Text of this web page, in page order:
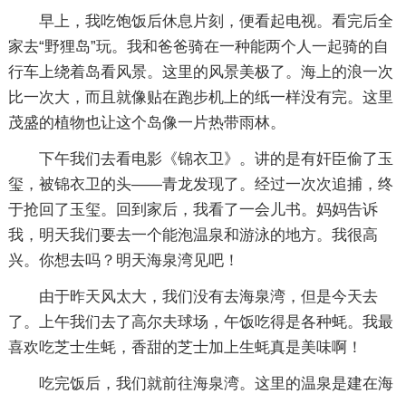
早上，我吃饱饭后休息片刻，便看起电视。看完后全
家去“野狸岛”玩。我和爸爸骑在一种能两个人一起骑的自
行车上绕着岛看风景。这里的风景美极了。海上的浪一次
比一次大，而且就像贴在跑步机上的纸一样没有完。这里
茂盛的植物也让这个岛像一片热带雨林。
下午我们去看电影《锦衣卫》。讲的是有奸臣偷了玉
玺，被锦衣卫的头——青龙发现了。经过一次次追捕，终
于抢回了玉玺。回到家后，我看了一会儿书。妈妈告诉
我，明天我们要去一个能泡温泉和游泳的地方。我很高
兴。你想去吗？明天海泉湾见吧！
由于昨天风太大，我们没有去海泉湾，但是今天去
了。上午我们去了高尔夫球场，午饭吃得是各种蚝。我最
喜欢吃芝士生蚝，香甜的芝士加上生蚝真是美味啊！
吃完饭后，我们就前往海泉湾。这里的温泉是建在海